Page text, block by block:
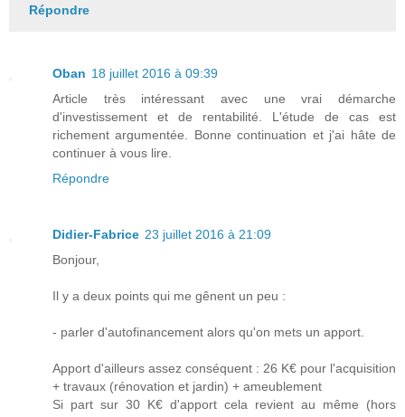
Répondre
Oban 18 juillet 2016 à 09:39
Article très intéressant avec une vrai démarche
d'investissement et de rentabilité. L'étude de cas est
richement argumentée. Bonne continuation et j'ai hâte de
continuer à vous lire.
Répondre
Didier-Fabrice 23 juillet 2016 à 21:09
Bonjour,
Il y a deux points qui me gênent un peu :
- parler d'autofinancement alors qu'on mets un apport.
Apport d'ailleurs assez conséquent : 26 K€ pour l'acquisition
+ travaux (rénovation et jardin) + ameublement
Si part sur 30 K€ d'apport cela revient au même (hors